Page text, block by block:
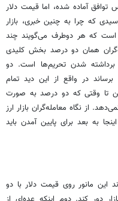
آماده شده، اما قیمت دلار
که چرا به چنین خبری، بازار
است که هر دوطرف می‌گویند چند
همان دو درصد بخش کلیدی
برداشته شدن تحریم‌ها است. دو
در واقع از این دید تمام
تا وقتی که دو درصد به صورت
از نگاه معامله‌گران بازار ارز
به بعد برای پایین آمدن باید
این مانور روی قیمت دلار با دو